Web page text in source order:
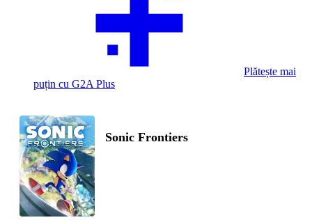
Plătește mai
puțin cu G2A Plus
Sonic Frontiers